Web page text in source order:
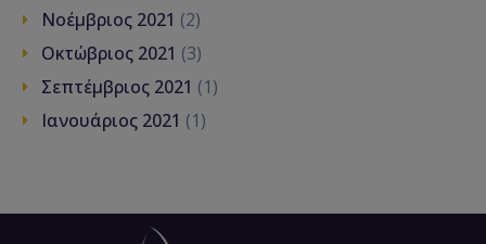
Νοέμβριος 2021 (2)
Οκτώβριος 2021 (3)
Σεπτέμβριος 2021 (1)
Ιανουάριος 2021 (1)